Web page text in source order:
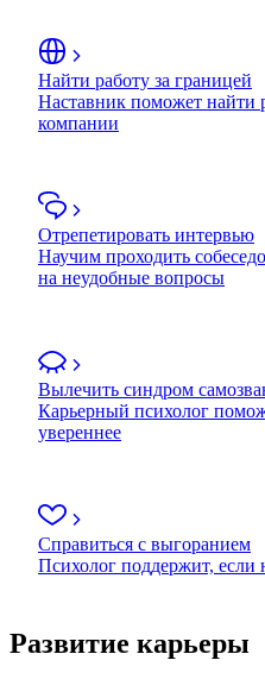
Найти работу за границей
Наставник поможет найти
компании
Отрепетировать интервью
Научим проходить
на неудобные вопросы
Вылечить синдром
Карьерный психолог
увереннее
Справиться с выгоранием
Психолог поддержит, если
Развитие карьеры